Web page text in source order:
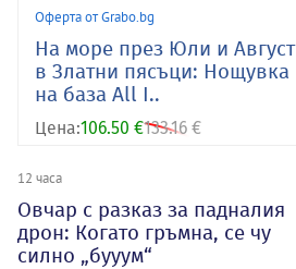
Оферта от Grabo.bg
На море през Юли и Август
в Златни пясъци: Нощувка
на база All I..
Цена:106.50 €133.16 €
12 часа
Овчар с разказ за падналия
дрон: Когато гръмна, се чу
силно „бууум“